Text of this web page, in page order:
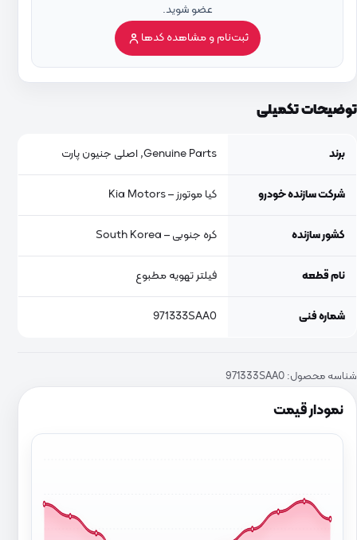
نمودار قیمت
عضو شوید.
ثبت‌نام و مشاهده کدها
توضیحات تکمیلی
برند Genuine Parts, اصلی جنیون پارت
شرکت سازنده خودرو کیا موتورز – Kia Motors
کشور سازنده کره جنوبی – South Korea
نام قطعه فیلتر تهویه مطبوع
شماره فنی 971333SAA0
شناسه محصول: 971333SAA0